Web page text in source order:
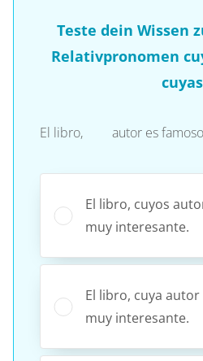
Teste dein Wissen
Relativpronomen
cuyas
El libro, autor es famoso,
El libro, cuyos
muy interesante.
El libro, cuya autor
muy interesante.